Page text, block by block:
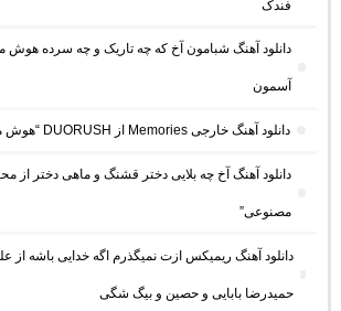
فندک
دانلود آهنگ شبامون آخ که چه تاریک و چه سرده هوش
آسمون
دانلود آهنگ خارجی Memories از DUORUSH “هوش مصنوعی ترند اینستا”
دانلود آهنگ آخ چه بلایی دختر قشنگ و ماهی دختر
مصنوعی”
دانلود آهنگ ریمیکس ازت نمیگذرم اگه خدایی باشه از
حمیدرضا بابایی و حصین و بیگ شگی